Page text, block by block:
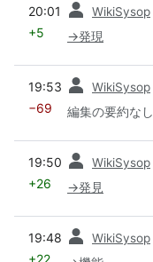
20:01 WikiSysop
+5 →発現
19:53 WikiSysop
−69 編集の要約なし
19:50 WikiSysop
+26 →発見
19:48 WikiSysop